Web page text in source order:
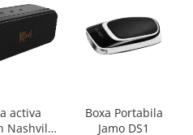
activa
Nashville
Boxa Portabila
Jamo DS1